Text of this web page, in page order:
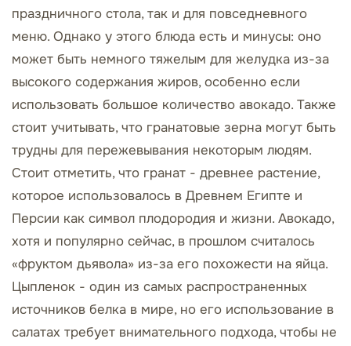
праздничного стола, так и для повседневного
меню. Однако у этого блюда есть и минусы: оно
может быть немного тяжелым для желудка из-за
высокого содержания жиров, особенно если
использовать большое количество авокадо. Также
стоит учитывать, что гранатовые зерна могут быть
трудны для пережевывания некоторым людям.
Стоит отметить, что гранат - древнее растение,
которое использовалось в Древнем Египте и
Персии как символ плодородия и жизни. Авокадо,
хотя и популярно сейчас, в прошлом считалось
«фруктом дьявола» из-за его похожести на яйца.
Цыпленок - один из самых распространенных
источников белка в мире, но его использование в
салатах требует внимательного подхода, чтобы не